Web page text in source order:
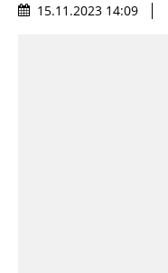
15.11.2023 14:09